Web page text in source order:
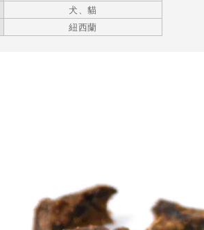
犬、貓
紐西蘭